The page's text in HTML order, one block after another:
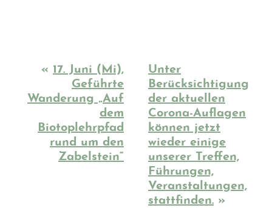
« 17. Juni (Mi),
Geführte
Wanderung „Auf
dem
Biotoplehrpfad
rund um den
Zabelstein“
Unter
Berücksichtigung
der aktuellen
Corona-Auflagen
können jetzt
wieder einige
unserer Treffen,
Führungen,
Veranstaltungen,
stattfinden. »